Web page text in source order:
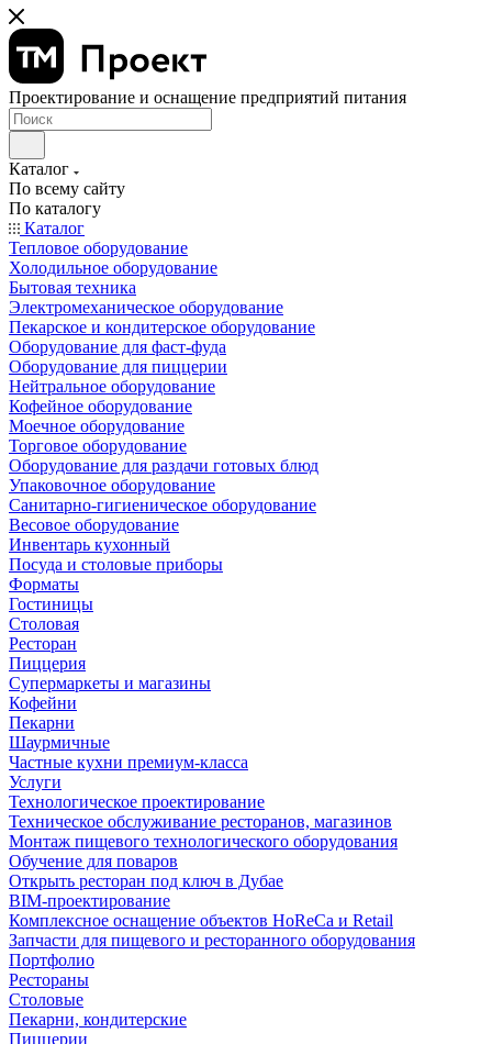
Проектирование и оснащение предприятий питания
Каталог
По всему сайту
По каталогу
Каталог
Тепловое оборудование
Холодильное оборудование
Бытовая техника
Электромеханическое оборудование
Пекарское и кондитерское оборудование
Оборудование для фаст-фуда
Оборудование для пиццерии
Нейтральное оборудование
Кофейное оборудование
Моечное оборудование
Торговое оборудование
Оборудование для раздачи готовых блюд
Упаковочное оборудование
Санитарно-гигиеническое оборудование
Весовое оборудование
Инвентарь кухонный
Посуда и столовые приборы
Форматы
Гостиницы
Столовая
Ресторан
Пиццерия
Супермаркеты и магазины
Кофейни
Пекарни
Шаурмичные
Частные кухни премиум-класса
Услуги
Технологическое проектирование
Техническое обслуживание ресторанов, магазинов
Монтаж пищевого технологического оборудования
Обучение для поваров
Открыть ресторан под ключ в Дубае
BIM-проектирование
Комплексное оснащение объектов HoReCa и Retail
Запчасти для пищевого и ресторанного оборудования
Портфолио
Рестораны
Столовые
Пекарни, кондитерские
Пиццерии